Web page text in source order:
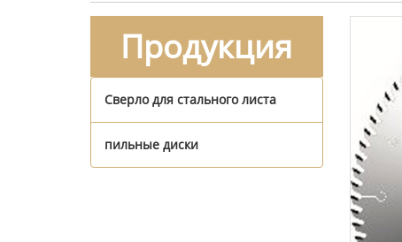
Продукция
Сверло для стального листа
пильные диски